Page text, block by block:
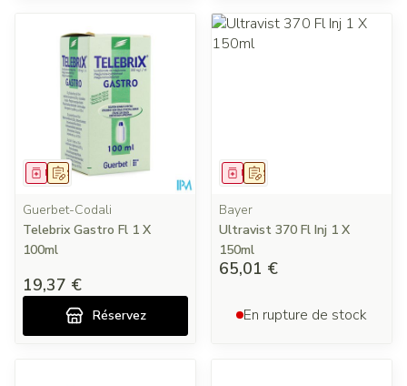
Sur prescription
Médicament
Guerbet-Codali
Telebrix Gastro Fl 1 X
100ml
19,37 €
Réservez
Sur prescription
Médicament
Bayer
Ultravist 370 Fl Inj 1 X
150ml
65,01 €
En rupture de stock